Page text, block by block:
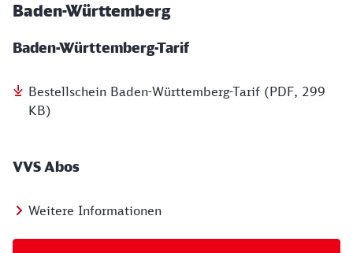
Baden-Württemberg
Baden-Württemberg-Tarif
Bestellschein Baden-Württemberg-Tarif (PDF, 299
KB)
VVS Abos
Weitere Informationen